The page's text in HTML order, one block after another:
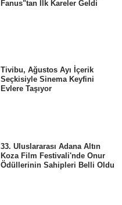
Fanus"tan İlk Kareler Geldi
Tivibu, Ağustos Ayı İçerik
Seçkisiyle Sinema Keyfini
Evlere Taşıyor
33. Uluslararası Adana Altın
Koza Film Festivali'nde Onur
Ödüllerinin Sahipleri Belli Oldu